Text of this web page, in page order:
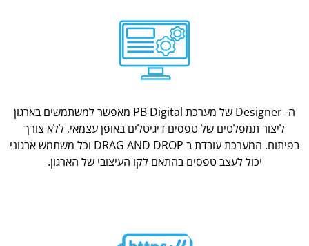
ה- Designer של מערכת PB Digital מאפשר למשתמשים בארגון
ליצור תמפלטים של טפסים דיגיטלים באופן עצמאי, ללא צורך
בפיתוח. המערכת עובדת ב DRAG AND DROP וכל משתמש ארגוני
יכול לעצב טפסים בהתאם לקו העיצובי של הארגון.